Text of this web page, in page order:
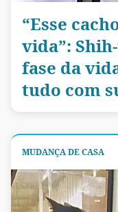
“Esse
vida”:
fase da
tudo com
MUDANÇA DE CASA